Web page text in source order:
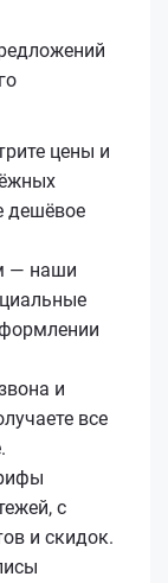
цены и
дешёвое
— наши
и
все
с
и скидок.